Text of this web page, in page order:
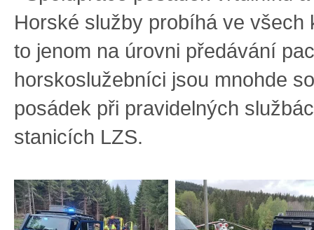
Horské služby probíhá ve všech
to jenom na úrovni předávání
horskoslužebníci jsou mnohde
posádek při pravidelných
stanicích LZS.